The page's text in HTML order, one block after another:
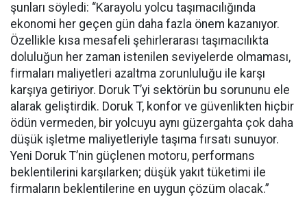
şunları söyledi: “Karayolu yolcu taşımacılığında
ekonomi her geçen gün daha fazla önem kazanıyor.
Özellikle kısa mesafeli şehirlerarası taşımacılıkta
doluluğun her zaman istenilen seviyelerde olmaması,
firmaları maliyetleri azaltma zorunluluğu ile karşı
karşıya getiriyor. Doruk T’yi sektörün bu sorununu ele
alarak geliştirdik. Doruk T, konfor ve güvenlikten hiçbir
ödün vermeden, bir yolcuyu aynı güzergahta çok daha
düşük işletme maliyetleriyle taşıma fırsatı sunuyor.
Yeni Doruk T’nin güçlenen motoru, performans
beklentilerini karşılarken; düşük yakıt tüketimi ile
firmaların beklentilerine en uygun çözüm olacak.”